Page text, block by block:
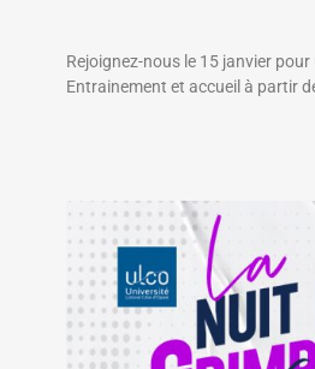
Rejoignez-nous le 15 janvier
Entrainement et accueil à partir